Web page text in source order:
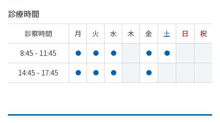
診療時間
診察時間 月 火 水 木 金 土 日
祝
8:45 - 11:45
● ● ● ● ●
14:45 - 17:45 ● ● ● ●